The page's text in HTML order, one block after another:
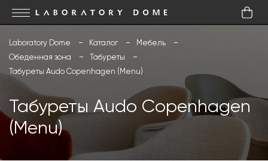
Laboratory Dome Каталог
Мебель
Обеденная зона
Табуреты
Табуреты Audo Copenhagen (Menu)
Табуреты Audo Copenhagen
(Menu)